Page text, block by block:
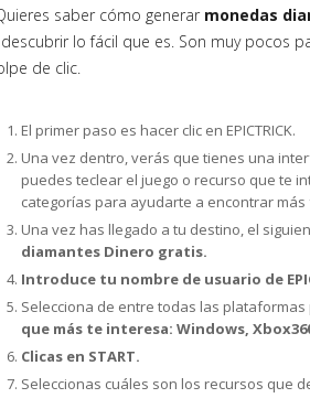
saber cómo generar monedas
lo fácil que es. Son muy pocos
de clic.
El primer paso es hacer clic en EPICTRICK.
Una vez dentro, verás que tienes una
puedes teclear el juego o recurso que te
categorías para ayudarte a encontrar
Una vez has llegado a tu destino, el
diamantes Dinero gratis.
Introduce tu nombre de usuario de
Selecciona de entre todas las
que más te interesa: Windows,
Clicas en START.
Seleccionas cuáles son los recursos que